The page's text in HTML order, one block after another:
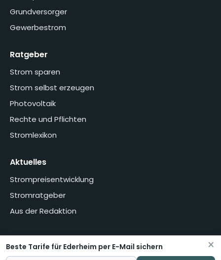
Grundversorger
Gewerbestrom
Ratgeber
Strom sparen
Strom selbst erzeugen
Photovoltaik
Rechte und Pflichten
Stromlexikon
Aktuelles
Strompreisentwicklung
Stromratgeber
Aus der Redaktion
HomeÜber unsMethodikPresseDatenschutzerklärung
×
Beste Tarife für Ederheim per E-Mail sichern